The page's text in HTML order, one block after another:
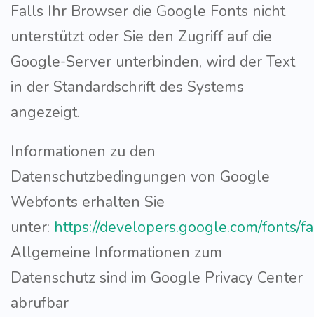
Falls Ihr Browser die Google Fonts nicht
unterstützt oder Sie den Zugriff auf die
Google-Server unterbinden, wird der Text
in der Standardschrift des Systems
angezeigt.
Informationen zu den
Datenschutzbedingungen von Google
Webfonts erhalten Sie
unter: https://developers.google.com/fonts/
Allgemeine Informationen zum
Datenschutz sind im Google Privacy Center
abrufbar